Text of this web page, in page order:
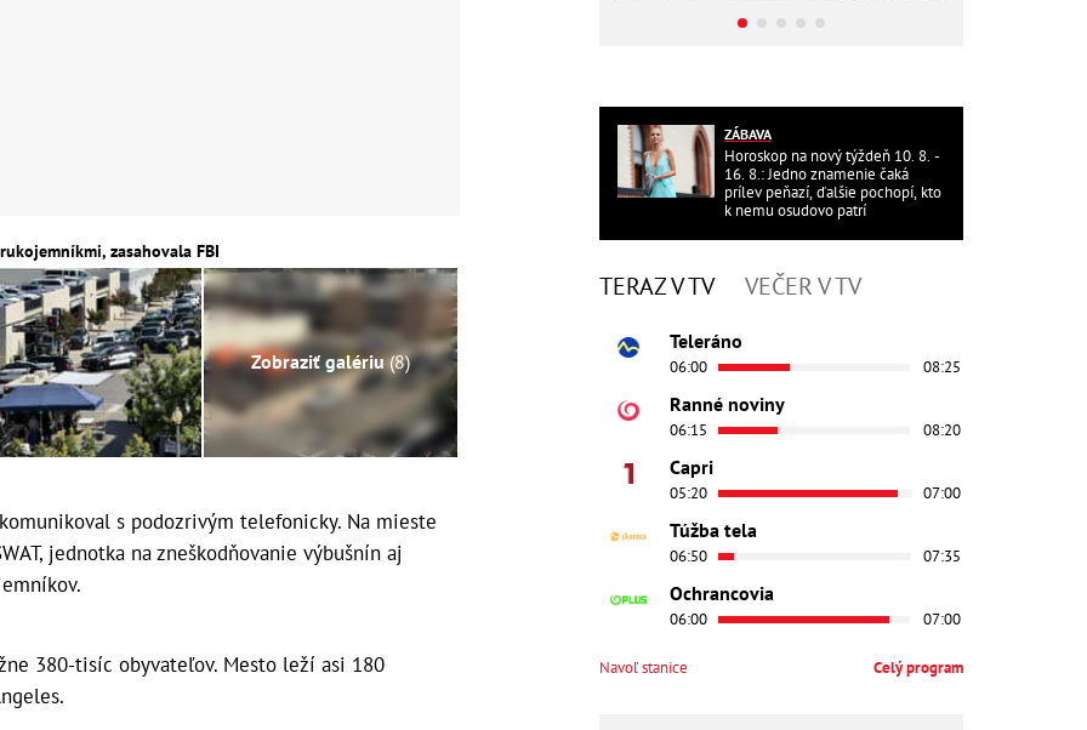
zasahovala FBI
Zobraziť galériu(8)
s podozrivým telefonicky. Na mieste
jednotka na zneškodňovanie výbušnín aj
380-tisíc obyvateľov. Mesto leží asi 180
ZÁBAVA
Horoskop na nový týždeň 10. 8. -
16. 8.: Jedno znamenie čaká
prílev peňazí, ďalšie pochopí, kto
k nemu osudovo patrí
TERAZ V TV VEČER V TV
Teleráno
06:00 08:25
Ranné noviny
06:15 08:20
Capri
05:20 07:00
Túžba tela
06:50 07:35
Ochrancovia
06:00 07:00
Navoľ stanice Celý program